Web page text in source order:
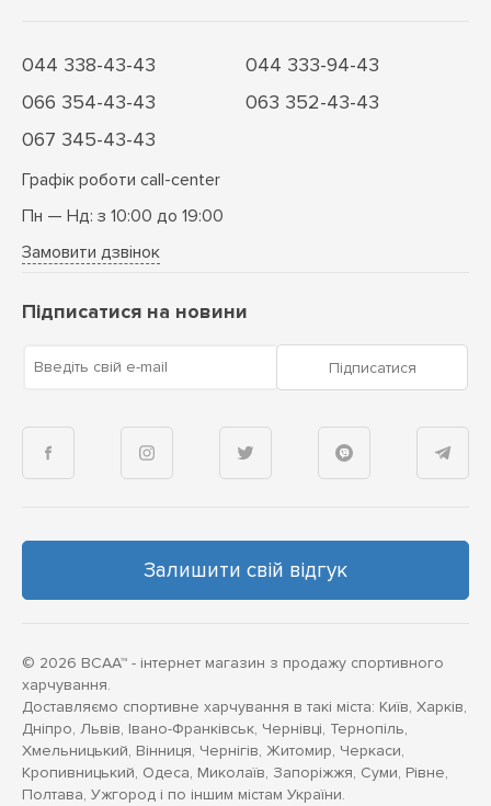
044 338-43-43
044 333-94-43
066 354-43-43
063 352-43-43
067 345-43-43
Графік роботи call-center
Пн — Нд: з 10:00 до 19:00
Замовити дзвінок
Підписатися на новини
Введіть свій e-mail Підписатися
Залишити свій відгук
© 2026 BCAA™ - інтернет магазин з продажу спортивного
харчування.
Доставляємо спортивне харчування в такі міста: Київ, Харків,
Дніпро, Львів, Івано-Франківськ, Чернівці, Тернопіль,
Хмельницький, Вінниця, Чернігів, Житомир, Черкаси,
Кропивницький, Одеса, Миколаїв, Запоріжжя, Суми, Рівне,
Полтава, Ужгород і по іншим містам України.